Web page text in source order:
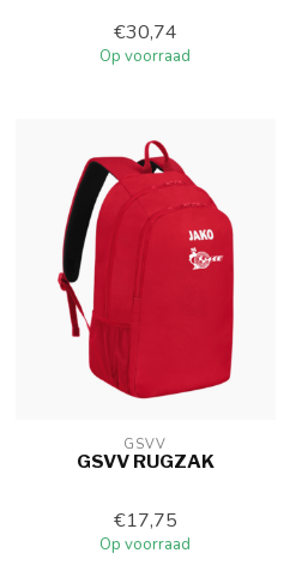
€30,74
Op voorraad
GSVV
GSVV RUGZAK
€17,75
Op voorraad